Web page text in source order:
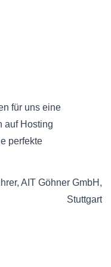
für uns eine
auf Hosting
perfekte
AIT Göhner GmbH
Stuttgart